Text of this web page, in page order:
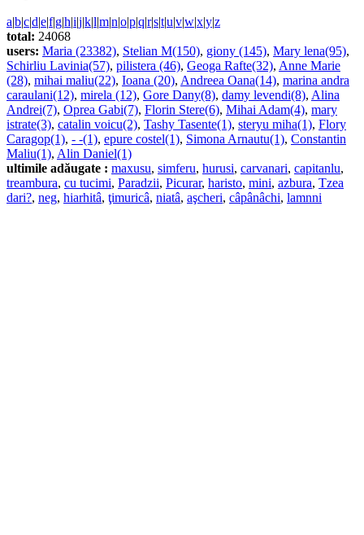
a|b|c|d|e|f|g|h|i|j|k|l|m|n|o|p|q|r|s|t|u|v|w|x|y|z
total: 24068
users: Maria (23382), Stelian M(150), giony (145), Mary lena(95),
Schirliu Lavinia(57), pilistera (46), Geoga Rafte(32), Anne Marie
(28), mihai maliu(22), Ioana (20), Andreea Oana(14), marina andra
caraulani(12), mirela (12), Gore Dany(8), damy levendi(8), Alina
Andrei(7), Oprea Gabi(7), Florin Stere(6), Mihai Adam(4), mary
istrate(3), catalin voicu(2), Tashy Tasente(1), steryu miha(1), Flory
Caragop(1), - -(1), epure costel(1), Simona Arnautu(1), Constantin
Maliu(1), Alin Daniel(1)
ultimile adăugate : maxusu, simferu, hurusi, carvanari, capitanlu,
treambura, cu tucimi, Paradzii, Picurar, haristo, mini, azbura, Tzea
dari?, neg, hiarhitâ, ţimuricâ, niatâ, aşcheri, câpânâchi, lamnni